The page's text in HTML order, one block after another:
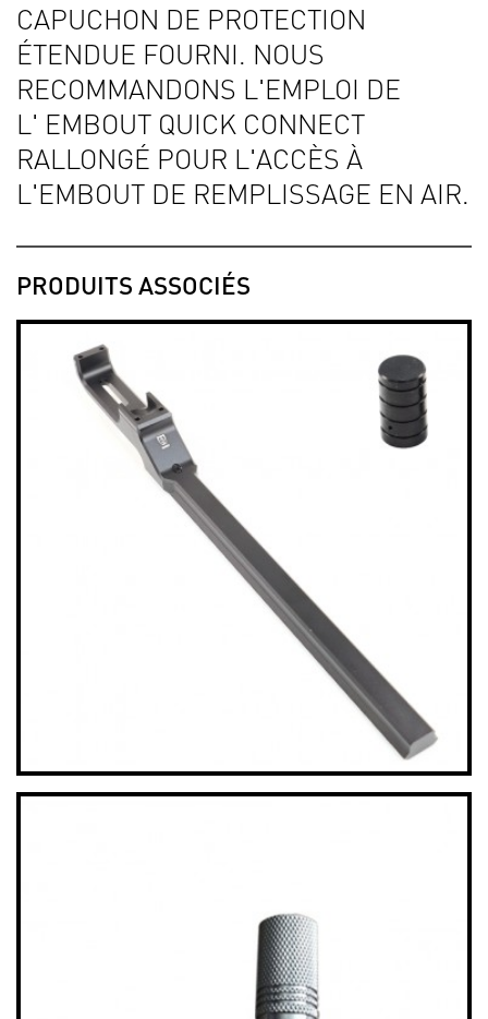
CAPUCHON DE PROTECTION
ÉTENDUE FOURNI. NOUS
RECOMMANDONS L'EMPLOI DE
L' EMBOUT QUICK CONNECT
RALLONGÉ POUR L'ACCÈS À
L'EMBOUT DE REMPLISSAGE EN AIR.
PRODUITS ASSOCIÉS